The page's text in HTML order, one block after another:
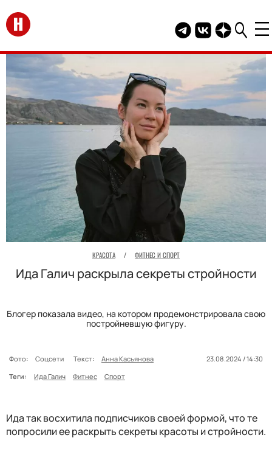
Перейти на главную
Telegram канал
Группа HELLO
Канал
КРАСОТА / ФИТНЕС И СПОРТ
Ида Галич раскрыла секреты стройности
Блогер показала видео, на котором продемонстрировала свою
постройневшую фигуру.
Фото: Соцсети Текст: Анна Касьянова
23.08.2024 / 14:30
Теги:
Ида Галич Фитнес Спорт
Ида так восхитила подписчиков своей формой, что те
попросили ее раскрыть секреты красоты и стройности.